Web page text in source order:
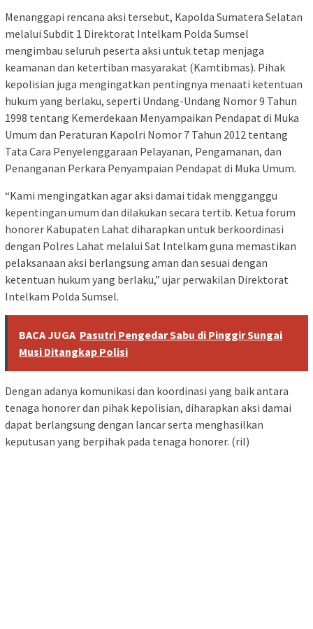
Menanggapi rencana aksi tersebut, Kapolda Sumatera Selatan
melalui Subdit 1 Direktorat Intelkam Polda Sumsel
mengimbau seluruh peserta aksi untuk tetap menjaga
keamanan dan ketertiban masyarakat (Kamtibmas). Pihak
kepolisian juga mengingatkan pentingnya menaati ketentuan
hukum yang berlaku, seperti Undang-Undang Nomor 9 Tahun
1998 tentang Kemerdekaan Menyampaikan Pendapat di Muka
Umum dan Peraturan Kapolri Nomor 7 Tahun 2012 tentang
Tata Cara Penyelenggaraan Pelayanan, Pengamanan, dan
Penanganan Perkara Penyampaian Pendapat di Muka Umum.
“Kami mengingatkan agar aksi damai tidak mengganggu
kepentingan umum dan dilakukan secara tertib. Ketua forum
honorer Kabupaten Lahat diharapkan untuk berkoordinasi
dengan Polres Lahat melalui Sat Intelkam guna memastikan
pelaksanaan aksi berlangsung aman dan sesuai dengan
ketentuan hukum yang berlaku,” ujar perwakilan Direktorat
Intelkam Polda Sumsel.
BACA JUGA Pasutri Pengedar Sabu di Pinggir Sungai
Musi Ditangkap Polisi
Dengan adanya komunikasi dan koordinasi yang baik antara
tenaga honorer dan pihak kepolisian, diharapkan aksi damai
dapat berlangsung dengan lancar serta menghasilkan
keputusan yang berpihak pada tenaga honorer. (ril)